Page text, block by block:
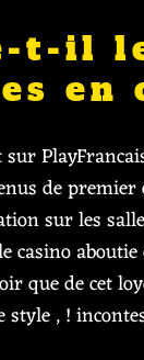
t-il
en
de
sur les
casino
que de cet
, !